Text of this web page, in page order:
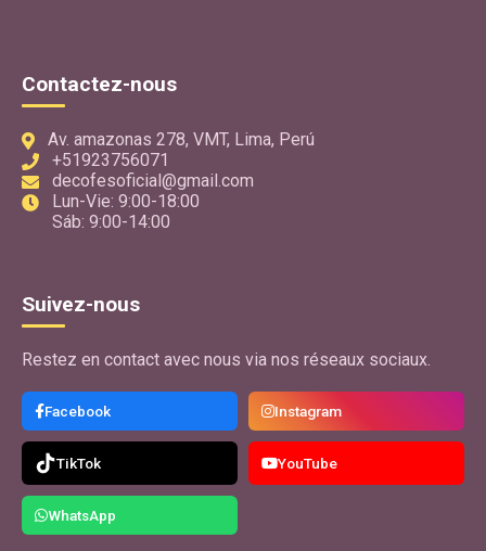
Contactez-nous
Av. amazonas 278, VMT, Lima, Perú
+51923756071
decofesoficial@gmail.com
Lun-Vie: 9:00-18:00
Sáb: 9:00-14:00
Suivez-nous
Restez en contact avec nous via nos réseaux sociaux.
Facebook Instagram
TikTok YouTube
WhatsApp